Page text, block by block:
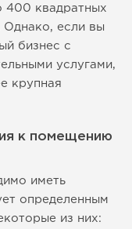
400 квадратных
Однако, если вы
бизнес с
услугами,
крупная
к помещению
иметь
определенным
из них: